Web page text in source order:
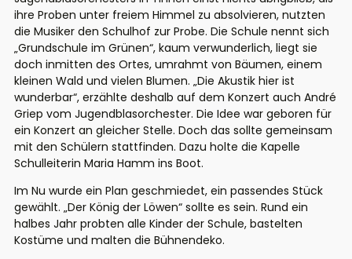
ihre Proben unter freiem Himmel zu absolvieren, nutzten
die Musiker den Schulhof zur Probe. Die Schule nennt sich
„Grundschule im Grünen“, kaum verwunderlich, liegt sie
doch inmitten des Ortes, umrahmt von Bäumen, einem
kleinen Wald und vielen Blumen. „Die Akustik hier ist
wunderbar“, erzählte deshalb auf dem Konzert auch André
Griep vom Jugendblasorchester. Die Idee war geboren für
ein Konzert an gleicher Stelle. Doch das sollte gemeinsam
mit den Schülern stattfinden. Dazu holte die Kapelle
Schulleiterin Maria Hamm ins Boot.
Im Nu wurde ein Plan geschmiedet, ein passendes Stück
gewählt. „Der König der Löwen“ sollte es sein. Rund ein
halbes Jahr probten alle Kinder der Schule, bastelten
Kostüme und malten die Bühnendeko.